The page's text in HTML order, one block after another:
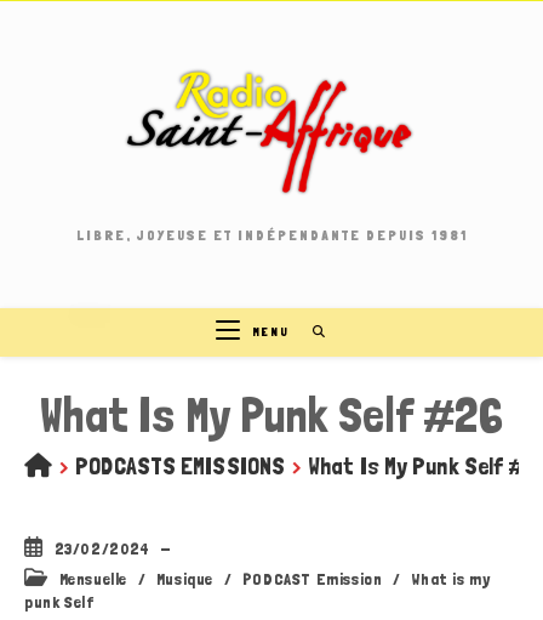
LIBRE, JOYEUSE ET INDÉPENDANTE DEPUIS 1981
MENU
What Is My Punk Self #26
> PODCASTS EMISSIONS > What Is My Punk Self
Publication
publiée :
23/02/2024
Post
category:
Mensuelle / Musique / PODCAST Emission /
What is my
punk Self